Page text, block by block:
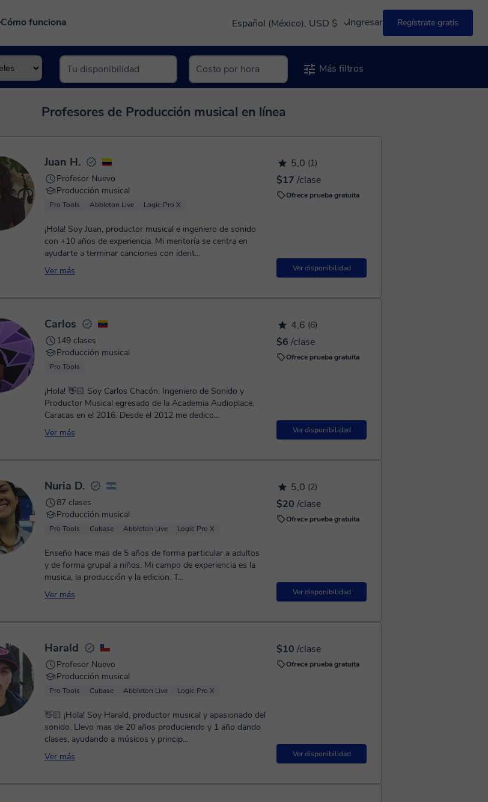
Cómo funciona Español (México), USD $ Ingresar Regístrate gratis
Más filtros
Profesores de Producción musical en línea
5,0 (1)
$17 /clase
Ofrece prueba gratuita
Ver disponibilidad
Juan H.
Profesor Nuevo
Producción musical
Pro Tools Abbleton Live Logic Pro X
¡Hola! Soy Juan, productor musical e ingeniero de sonido
con +10 años de experiencia. Mi mentoría se centra en
ayudarte a terminar canciones con ident...
Ver más
4,6 (6)
$6 /clase
Ofrece prueba gratuita
Ver disponibilidad
Carlos
149 clases
Producción musical
Pro Tools
¡Hola! 👋🏻 Soy Carlos Chacón, Ingeniero de Sonido y
Productor Musical egresado de la Academia Audioplace,
Caracas en el 2016. Desde el 2012 me dedico...
Ver más
5,0 (2)
$20 /clase
Ofrece prueba gratuita
Ver disponibilidad
Nuria D.
87 clases
Producción musical
Pro Tools Cubase Abbleton Live Logic Pro X
Enseño hace mas de 5 años de forma particular a adultos
y de forma grupal a niños. Mi campo de experiencia es la
musica, la producción y la edicion. T...
Ver más
$10 /clase
Ofrece prueba gratuita
Ver disponibilidad
Harald
Profesor Nuevo
Producción musical
Pro Tools Cubase Abbleton Live Logic Pro X
👋🏻 ¡Hola! Soy Harald, productor musical y apasionado del
sonido. Llevo mas de 20 años produciendo y 1 año dando
clases, ayudando a músicos y princip...
Ver más